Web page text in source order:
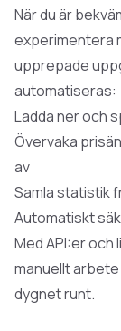
När du är
experimentera
upprepade
automatiseras:
Ladda ner och
Övervaka
av
Samla statistik
Automatiskt
Med API:er och
manuellt
dygnet runt.